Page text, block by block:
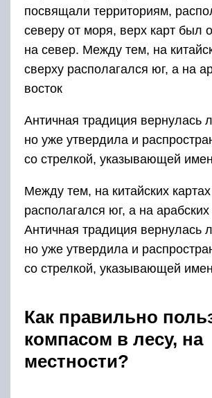
посвящали территориям,
северу от моря, верх карт был
на север. Между тем, на
сверху располагался юг, а на
восток
Античная традиция вернулась
но уже утвердила и
со стрелкой, указывающей
Между тем, на китайских
располагался юг, а на
Античная традиция вернулась
но уже утвердила и
со стрелкой, указывающей
Как правильно
компасом в лесу, на
местности?